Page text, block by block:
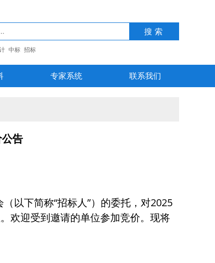
搜索
中标 招标
专家系统 联系我们
告
以下简称“招标人”）的委托，对2025
欢迎受到邀请的单位参加竞价。现将